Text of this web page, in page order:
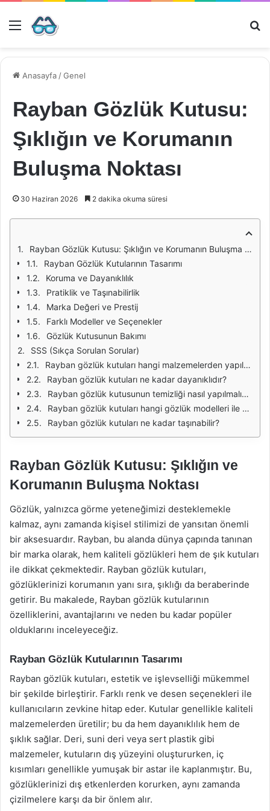
Menü
Anasayfa /Genel
Rayban Gözlük Kutusu:
Şıklığın ve Korumanın
Buluşma Noktası
30 Haziran 2026 2 dakika okuma süresi
Rayban Gözlük Kutusu: Şıklığın ve Korumanın Buluşma Noktası
Rayban Gözlük Kutularının Tasarımı
Koruma ve Dayanıklılık
Pratiklik ve Taşınabilirlik
Marka Değeri ve Prestij
Farklı Modeller ve Seçenekler
Gözlük Kutusunun Bakımı
SSS (Sıkça Sorulan Sorular)
Rayban gözlük kutuları hangi malzemelerden yapılmaktadır?
Rayban gözlük kutuları ne kadar dayanıklıdır?
Rayban gözlük kutusunun temizliği nasıl yapılmalıdır?
Rayban gözlük kutuları hangi gözlük modelleri ile uyumludur?
Rayban gözlük kutuları ne kadar taşınabilir?
Rayban Gözlük Kutusu: Şıklığın ve
Korumanın Buluşma Noktası
Gözlük, yalnızca görme yeteneğimizi desteklemekle
kalmaz, aynı zamanda kişisel stilimizi de yansıtan önemli
bir aksesuardır. Rayban, bu alanda dünya çapında tanınan
bir marka olarak, hem kaliteli gözlükleri hem de şık kutuları
ile dikkat çekmektedir. Rayban gözlük kutuları,
gözlüklerinizi korumanın yanı sıra, şıklığı da beraberinde
getirir. Bu makalede, Rayban gözlük kutularının
özelliklerini, avantajlarını ve neden bu kadar popüler
olduklarını inceleyeceğiz.
Rayban Gözlük Kutularının Tasarımı
Rayban gözlük kutuları, estetik ve işlevselliği mükemmel
bir şekilde birleştirir. Farklı renk ve desen seçenekleri ile
kullanıcıların zevkine hitap eder. Kutular genellikle kaliteli
malzemelerden üretilir; bu da hem dayanıklılık hem de
şıklık sağlar. Deri, suni deri veya sert plastik gibi
malzemeler, kutuların dış yüzeyini oluştururken, iç
kısımları genellikle yumuşak bir astar ile kaplanmıştır. Bu,
gözlüklerinizi dış etkenlerden korurken, aynı zamanda
çizilmelere karşı da bir önlem alır.